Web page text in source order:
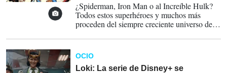
¿Spiderman, Iron Man o al Increíble Hulk?
Todos estos superhéroes y muchos más
proceden del siempre creciente universo de
OCIO
Loki: La serie de Disney+ se